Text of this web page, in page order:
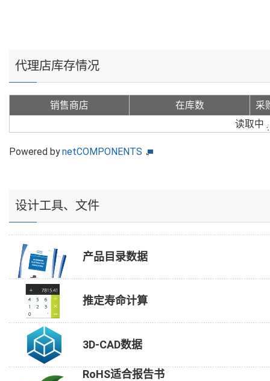
代理店库存情况
销售商店 在库数
采
读取中
Powered bynetCOMPONENTS
设计工具、文件
产品目录数据
推定寿命计算
3D-CAD数据
RoHS适合报告书